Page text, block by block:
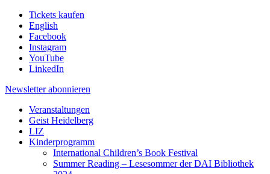
Tickets kaufen
English
Facebook
Instagram
YouTube
LinkedIn
Newsletter abonnieren
Veranstaltungen
Geist Heidelberg
LIZ
Kinderprogramm
International Children’s Book Festival
Summer Reading – Lesesommer der DAI Bibliothek